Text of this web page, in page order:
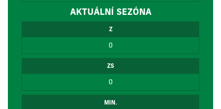
AKTUÁLNÍ SEZÓNA
Z
0
ZS
0
MIN.